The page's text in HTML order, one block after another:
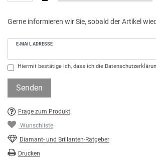
Gerne informieren wir Sie, sobald der Artikel
E-MAIL ADRESSE
Hiermit bestätige ich, dass ich die
Senden
Frage zum Produkt
Wunschliste
Diamant- und Brillanten-Ratgeber
Drucken